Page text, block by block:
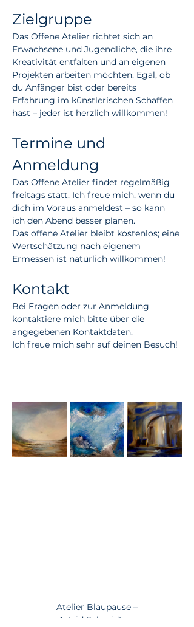
Zielgruppe
Das Offene Atelier richtet sich an
Erwachsene und Jugendliche, die ihre
Kreativität entfalten und an eigenen
Projekten arbeiten möchten. Egal, ob
du Anfänger bist oder bereits
Erfahrung im künstlerischen Schaffen
hast – jeder ist herzlich willkommen!
Termine und
Anmeldung
Das Offene Atelier findet regelmäßig
freitags statt. Ich freue mich, wenn du
dich im Voraus anmeldest – so kann
ich den Abend besser planen.
Das offene Atelier bleibt kostenlos; eine
Wertschätzung nach eigenem
Ermessen ist natürlich willkommen!
Kontakt
Bei Fragen oder zur Anmeldung
kontaktiere mich bitte über die
angegebenen Kontaktdaten.
Ich freue mich sehr auf deinen Besuch!
Atelier Blaupause –
Astrid Schmidtner